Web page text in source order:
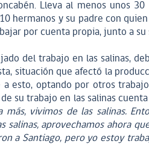
Lleva al menos unos 30
hermanos y su padre con
por cuenta propia, junto a su
del trabajo en las salinas,
situación que afectó la
a esto, optando por otros
su trabajo en las salinas cuenta
más, vivimos de las salinas.
salinas, aprovechamos ahora
a Santiago, pero yo estoy